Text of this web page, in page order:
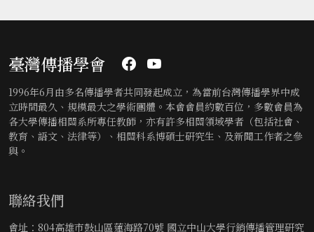
臺灣傳播學會
1996年6月由多名傳播學者共同發起成立，為當前台灣傳播學界中成
立時間最久、規模最大之學術團體。本會會員約數百位，多數會員為
各大學傳播相關系所專任教師，亦有許多相關領域學者（包括社會、
教育、語文、法律等）、相關科系博碩士研究生、及新聞工作者之參
與。
聯絡我們
會址：804高雄市鼓山區蓮海路70號 國立中山大學行銷傳播管理研究